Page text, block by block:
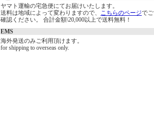
ヤマト運輸の宅急便にてお届けいたします。
送料は地域によって変わりますので、 こちらのページでご
確認ください。 合計金額\20,000以上で送料無料！
EMS
海外発送のみご利用頂けます。
for shipping to overseas only.